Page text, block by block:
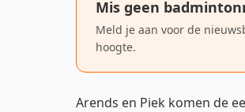
Mis geen
Meld je aan voor de
hoogte.
Arends en Piek komen de